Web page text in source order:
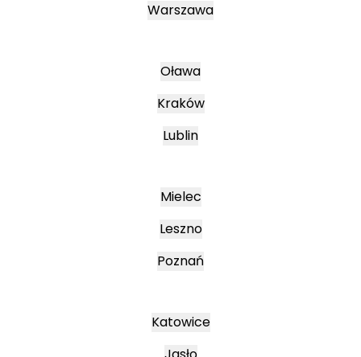
Warszawa
Oława
Kraków
Lublin
Mielec
Leszno
Poznań
Katowice